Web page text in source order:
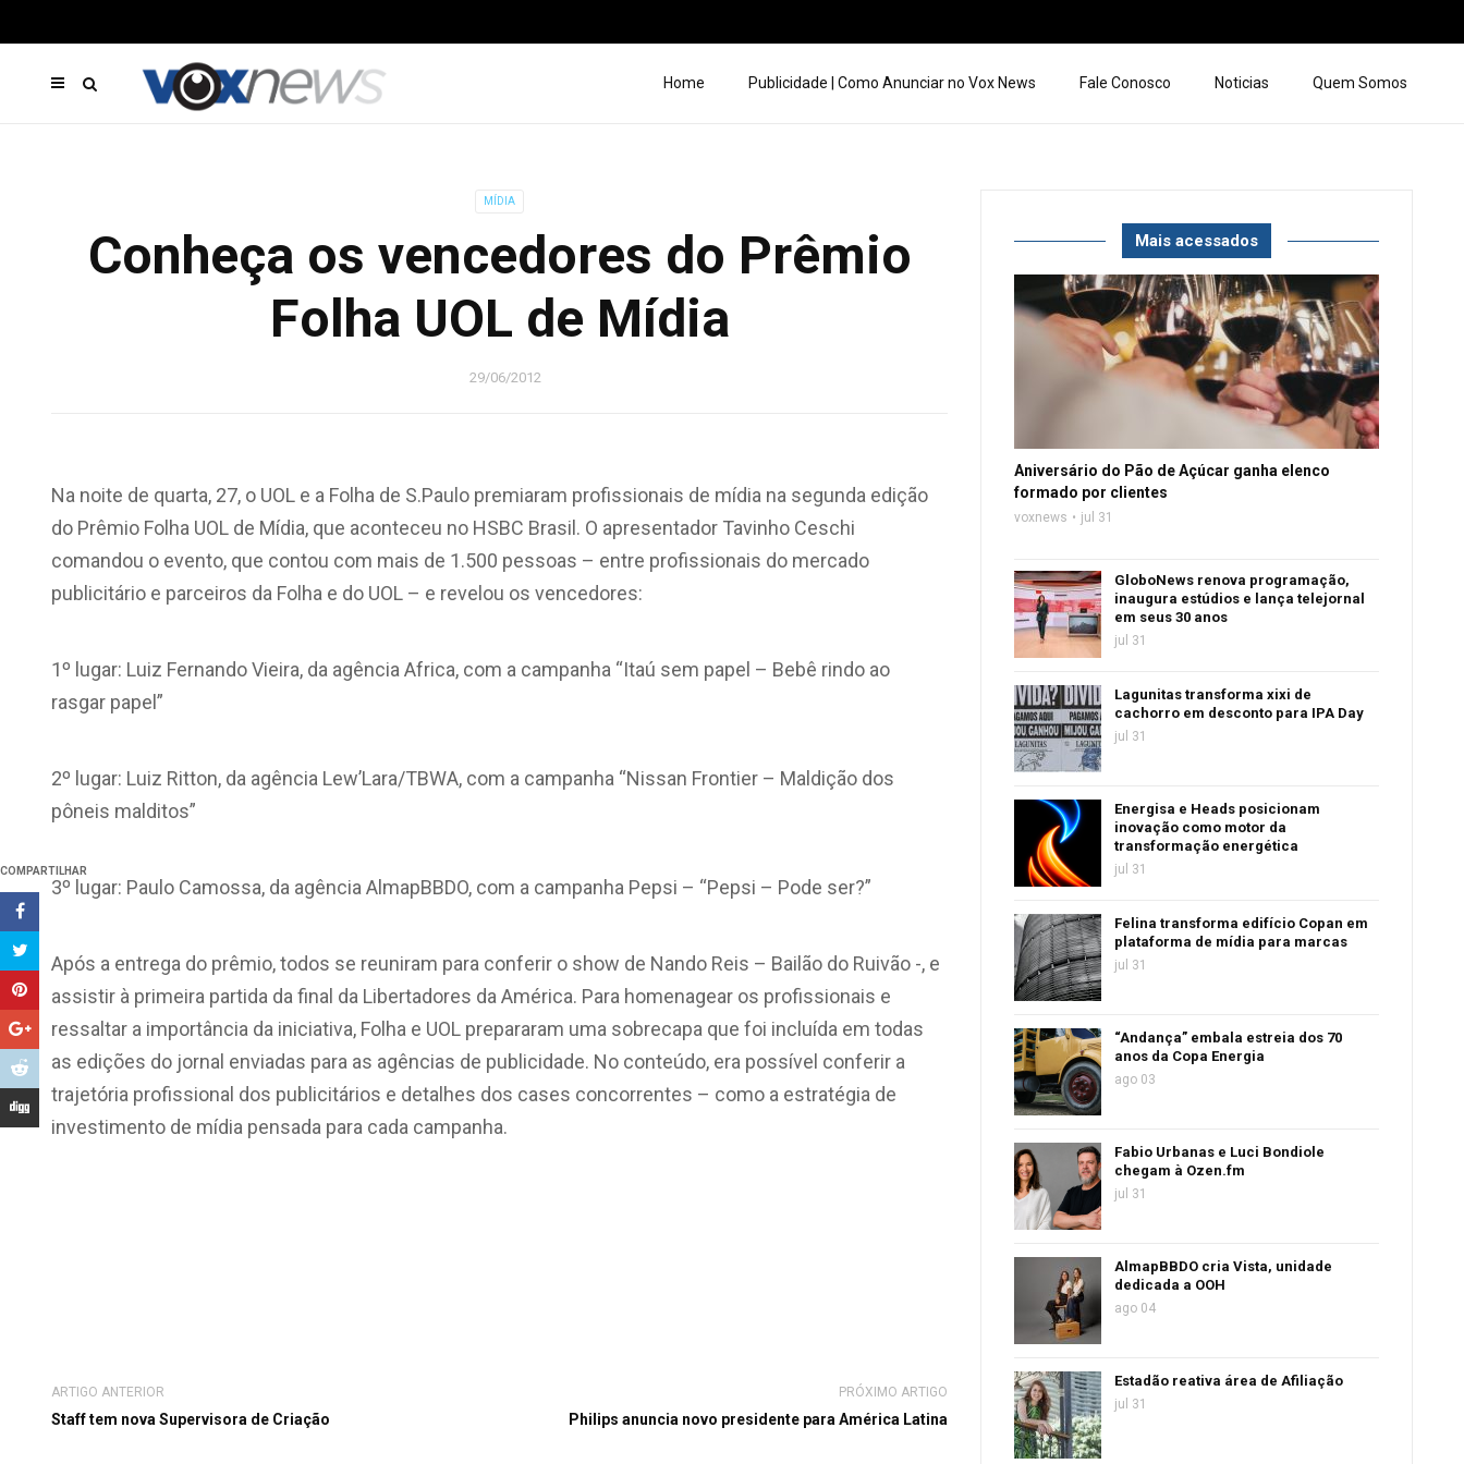
Home Publicidade | Como Anunciar no Vox News Fale Conosco Noticias Quem Somos
MÍDIA
Conheça os vencedores do Prêmio
Folha UOL de Mídia
29/06/2012
COMPARTILHAR
Na noite de quarta, 27, o UOL e a Folha de S.Paulo premiaram profissionais de mídia na segunda edição
do Prêmio Folha UOL de Mídia, que aconteceu no HSBC Brasil. O apresentador Tavinho Ceschi
comandou o evento, que contou com mais de 1.500 pessoas – entre profissionais do mercado
publicitário e parceiros da Folha e do UOL – e revelou os vencedores:
1º lugar: Luiz Fernando Vieira, da agência Africa, com a campanha “Itaú sem papel – Bebê rindo ao
rasgar papel”
2º lugar: Luiz Ritton, da agência Lew’Lara/TBWA, com a campanha “Nissan Frontier – Maldição dos
pôneis malditos”
3º lugar: Paulo Camossa, da agência AlmapBBDO, com a campanha Pepsi – “Pepsi – Pode ser?”
Após a entrega do prêmio, todos se reuniram para conferir o show de Nando Reis – Bailão do Ruivão -, e
assistir à primeira partida da final da Libertadores da América. Para homenagear os profissionais e
ressaltar a importância da iniciativa, Folha e UOL prepararam uma sobrecapa que foi incluída em todas
as edições do jornal enviadas para as agências de publicidade. No conteúdo, era possível conferir a
trajetória profissional dos publicitários e detalhes dos cases concorrentes – como a estratégia de
investimento de mídia pensada para cada campanha.
ARTIGO ANTERIOR
Staff tem nova Supervisora de Criação
PRÓXIMO ARTIGO
Philips anuncia novo presidente para América Latina
Mais acessados
Aniversário do Pão de Açúcar ganha elenco
formado por clientes
voxnews jul 31
GloboNews renova programação,
inaugura estúdios e lança telejornal
em seus 30 anos
jul 31
Lagunitas transforma xixi de
cachorro em desconto para IPA Day
jul 31
Energisa e Heads posicionam
inovação como motor da
transformação energética
jul 31
Felina transforma edifício Copan em
plataforma de mídia para marcas
jul 31
“Andança” embala estreia dos 70
anos da Copa Energia
ago 03
Fabio Urbanas e Luci Bondiole
chegam à Ozen.fm
jul 31
AlmapBBDO cria Vista, unidade
dedicada a OOH
ago 04
Estadão reativa área de Afiliação
jul 31